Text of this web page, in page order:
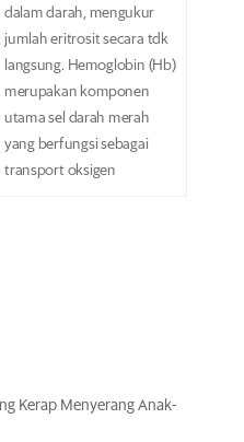
dalam darah, mengukur
jumlah eritrosit secara tdk
langsung. Hemoglobin (Hb)
merupakan komponen
utama sel darah merah
yang berfungsi sebagai
transport oksigen
Kerap Menyerang Anak-